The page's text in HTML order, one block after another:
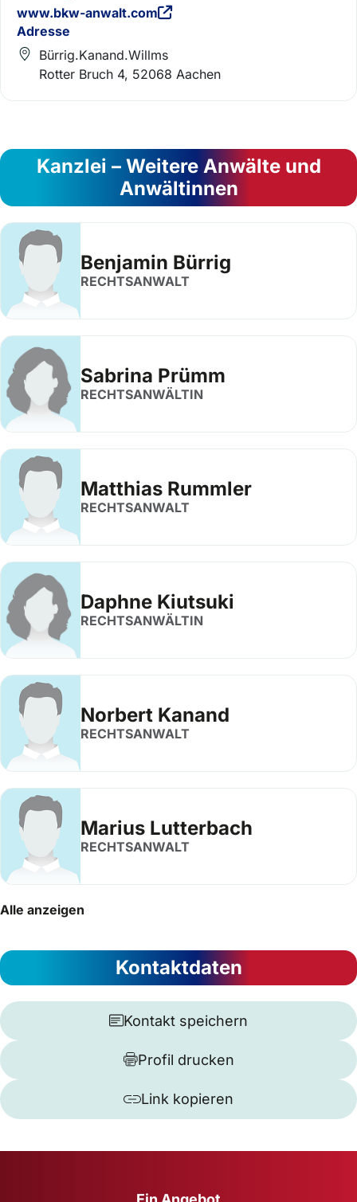
www.bkw-anwalt.com
Adresse
Bürrig.Kanand.Willms
Rotter Bruch 4, 52068 Aachen
Kanzlei – Weitere Anwälte und
Anwältinnen
Benjamin Bürrig
RECHTSANWALT
Sabrina Prümm
RECHTSANWÄLTIN
Matthias Rummler
RECHTSANWALT
Daphne Kiutsuki
RECHTSANWÄLTIN
Norbert Kanand
RECHTSANWALT
Marius Lutterbach
RECHTSANWALT
Alle anzeigen
Kontaktdaten
Kontakt speichern
Profil drucken
Link kopieren